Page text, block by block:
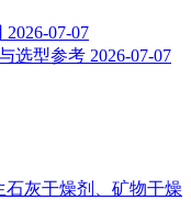
2026-07-07
选型参考 2026-07-07
灰干燥剂、矿物干燥